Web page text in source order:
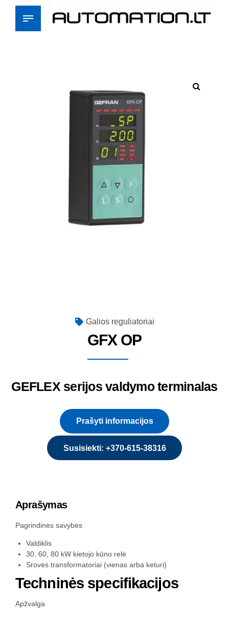
Galios reguliatoriai
GFX OP
GEFLEX serijos valdymo terminalas
Prašyti informacijos
Susisiekti: +370-615-38316
Aprašymas
Pagrindinės savybės
Valdiklis
30, 60, 80 kW kietojo kūno relė
Srovės transformatoriai (vienas arba keturi)
Techninės specifikacijos
Apžvalga